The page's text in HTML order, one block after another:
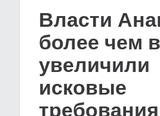
Власти
более чем
увеличили
исковые